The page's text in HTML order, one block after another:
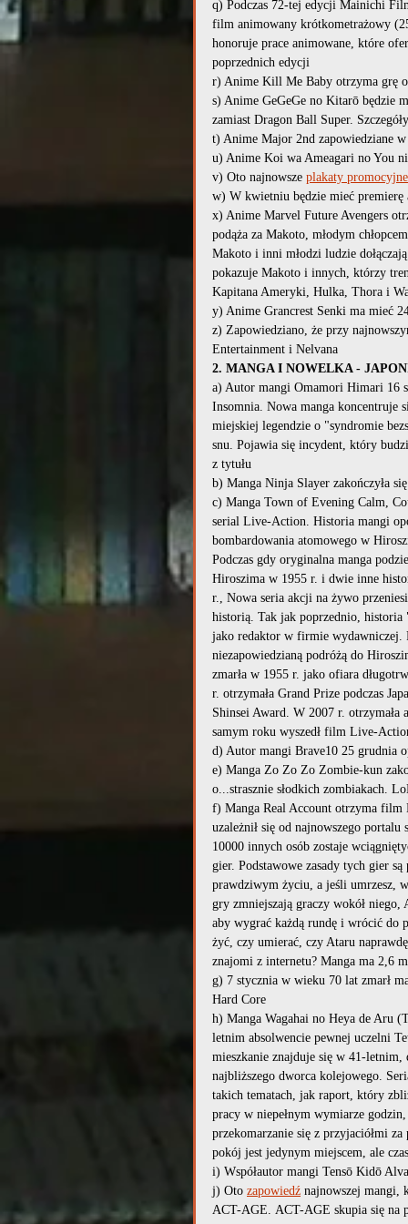
q) Podczas 72-tej edycji Mainichi
film animowany krótkometrażowy
honoruje prace animowane, które
poprzednich edycji
r) Anime Kill Me Baby otrzyma grę
s) Anime GeGeGe no Kitarō będzie
zamiast Dragon Ball Super.
t) Anime Major 2nd zapowiedziane
u) Anime Koi wa Ameagari no You
v) Oto najnowsze plakaty promocyjne
w) W kwietniu będzie mieć premierę
x) Anime Marvel Future Avengers
podąża za Makoto, młodym
Makoto i inni młodzi ludzie
pokazuje Makoto i innych, którzy
Kapitana Ameryki, Hulka, Thora i
y) Anime Grancrest Senki ma mieć
z) Zapowiedziano, że przy
Entertainment i Nelvana
2. MANGA I NOWELKA -
a) Autor mangi Omamori Himari 16
Insomnia. Nowa manga
miejskiej legendzie o "syndromie
snu. Pojawia się incydent, który
z tytułu
b) Manga Ninja Slayer zakończyła
c) Manga Town of Evening Calm,
serial Live-Action. Historia mangi
bombardowania atomowego w
Podczas gdy oryginalna manga
Hiroszima w 1955 r. i dwie inne
r., Nowa seria akcji na żywo
historią. Tak jak poprzednio,
jako redaktor w firmie wydawniczej.
niezapowiedzianą podróżą do
zmarła w 1955 r. jako ofiara
r. otrzymała Grand Prize podczas
Shinsei Award. W 2007 r. otrzymała
samym roku wyszedł film Live-
d) Autor mangi Brave10 25 grudnia
e) Manga Zo Zo Zo Zombie-kun
o...strasznie słodkich zombiakach.
f) Manga Real Account otrzyma
uzależnił się od najnowszego
10000 innych osób zostaje
gier. Podstawowe zasady tych gier
prawdziwym życiu, a jeśli umrzesz,
gry zmniejszają graczy wokół
aby wygrać każdą rundę i wrócić do
żyć, czy umierać, czy Ataru
znajomi z internetu? Manga ma 2,6
g) 7 stycznia w wieku 70 lat zmarł
Hard Core
h) Manga Wagahai no Heya de Aru
letnim absolwencie pewnej uczelni
mieszkanie znajduje się w 41-
najbliższego dworca kolejowego.
takich tematach, jak raport, który
pracy w niepełnym wymiarze
przekomarzanie się z przyjaciółmi
pokój jest jedynym miejscem, ale
i) Współautor mangi Tensō Kidō
j) Oto zapowiedź najnowszej mangi,
ACT-AGE. ACT-AGE skupia się na